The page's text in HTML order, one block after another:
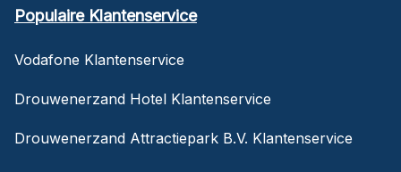
Populaire Klantenservice
Vodafone Klantenservice
Drouwenerzand Hotel Klantenservice
Drouwenerzand Attractiepark B.V. Klantenservice